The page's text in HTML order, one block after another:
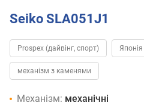
Seiko SLA051J1
Prospex (дайвінг, спорт) Японія
механізм з каменями
Механізм: механічні